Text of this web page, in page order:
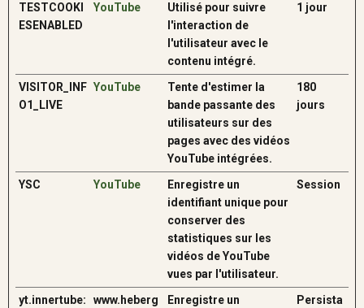
TESTCOOKI
ESENABLED
YouTube
Utilisé pour suivre
l'interaction de
l'utilisateur avec le
contenu intégré.
1 jour
VISITOR_INF
O1_LIVE
YouTube
Tente d'estimer la
bande passante des
utilisateurs sur des
pages avec des vidéos
YouTube intégrées.
180
jours
YSC YouTube
Enregistre un
identifiant unique pour
conserver des
statistiques sur les
vidéos de YouTube
vues par l'utilisateur.
Session
yt.innertube:
www.heberg
Enregistre un
Persista